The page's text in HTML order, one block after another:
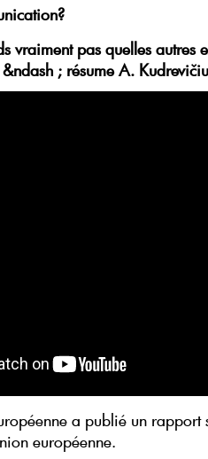
vraiment pas quelles autres
; résume A.
a publié un
européenne.